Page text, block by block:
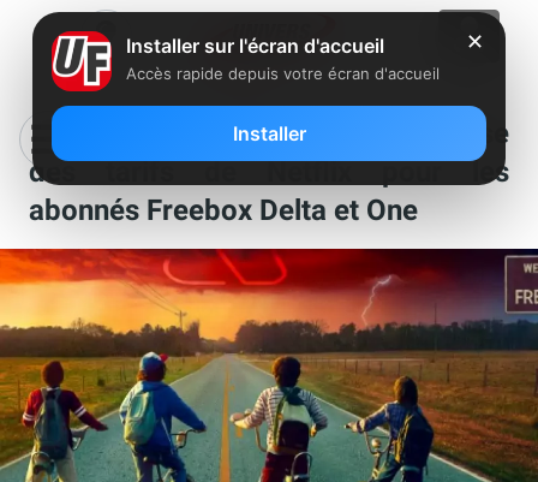
Free applique désormais la hausse
des tarifs de Netflix pour les
abonnés Freebox Delta et One
✕
Installer sur l'écran d'accueil
Accès rapide depuis votre écran d'accueil
Installer